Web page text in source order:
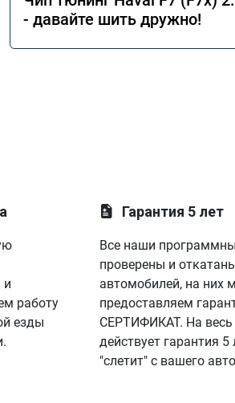
- давайте шить дружно!
и
работу
езды
Гарантия 5 лет
Все наши
проверены и
автомобилей, на них
предоставляем
СЕРТИФИКАТ. На весь
действует гарантия 5
"слетит" с вашего